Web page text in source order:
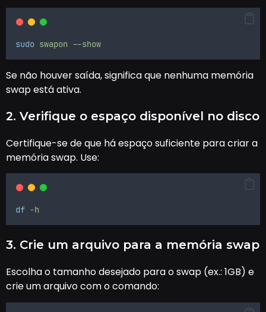
sudo swapon --show
Se não houver saída, significa que nenhuma memória
swap está ativa.
2. Verifique o espaço disponível no disco
Certifique-se de que há espaço suficiente para criar a
memória swap. Use:
df -h
3. Crie um arquivo para a memória swap
Escolha o tamanho desejado para o swap (ex.: 1GB) e
crie um arquivo com o comando: